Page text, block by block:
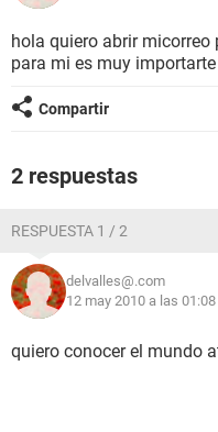
hola quiero abrir
para mi es muy
Compartir
2 respuestas
RESPUESTA 1 / 2
delvalles@.com
12 may 2010 a las 01:08
quiero conocer el mundo